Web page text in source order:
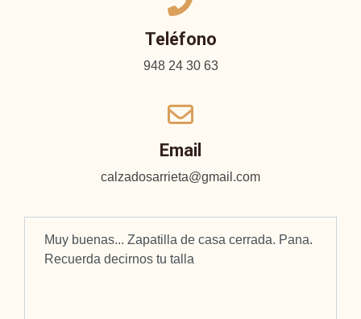
Teléfono
948 24 30 63
Email
calzadosarrieta@gmail.com